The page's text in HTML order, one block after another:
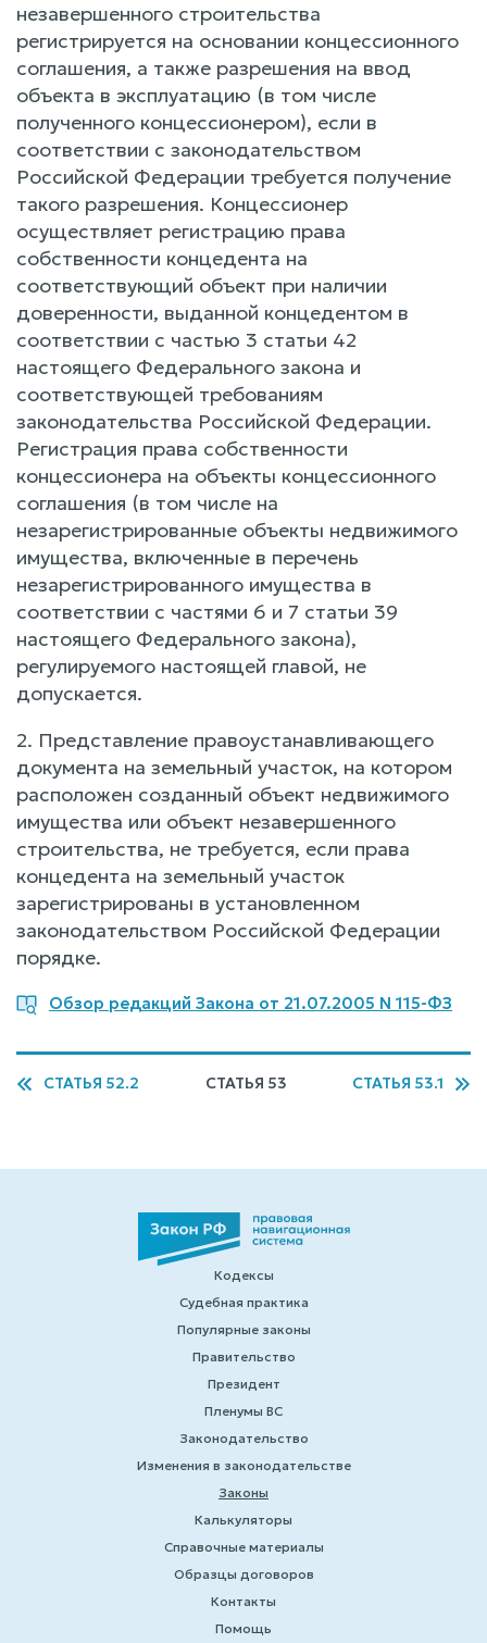
незавершенного строительства
регистрируется на основании концессионного
соглашения, а также разрешения на ввод
объекта в эксплуатацию (в том числе
полученного концессионером), если в
соответствии с законодательством
Российской Федерации требуется получение
такого разрешения. Концессионер
осуществляет регистрацию права
собственности концедента на
соответствующий объект при наличии
доверенности, выданной концедентом в
соответствии с частью 3 статьи 42
настоящего Федерального закона и
соответствующей требованиям
законодательства Российской Федерации.
Регистрация права собственности
концессионера на объекты концессионного
соглашения (в том числе на
незарегистрированные объекты недвижимого
имущества, включенные в перечень
незарегистрированного имущества в
соответствии с частями 6 и 7 статьи 39
настоящего Федерального закона),
регулируемого настоящей главой, не
допускается.
2. Представление правоустанавливающего
документа на земельный участок, на котором
расположен созданный объект недвижимого
имущества или объект незавершенного
строительства, не требуется, если права
концедента на земельный участок
зарегистрированы в установленном
законодательством Российской Федерации
порядке.
Обзор редакций Закона от 21.07.2005 N 115-ФЗ
СТАТЬЯ 52.2 СТАТЬЯ 53 СТАТЬЯ 53.1
Кодексы
Судебная практика
Популярные законы
Правительство
Президент
Пленумы ВС
Законодательство
Изменения в законодательстве
Законы
Калькуляторы
Справочные материалы
Образцы договоров
Контакты
Помощь